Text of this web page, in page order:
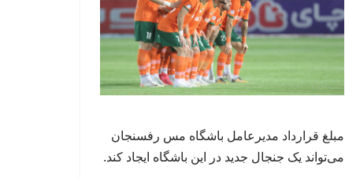
مبلغ قرارداد مدیرعامل باشگاه مس رفسنجان
می‌تواند یک جنجال جدید در این باشگاه ایجاد کند.